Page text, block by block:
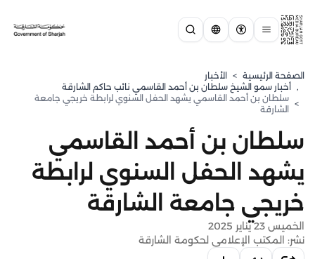
الصفحة الرئيسية > الأخبار
, ⁠أخبار سمو الشيخ سلطان بن أحمد القاسمي نائب حاكم الشارقة
>
سلطان بن أحمد القاسمي يشهد الحفل السنوي لرابطة خريجي جامعة
الشارقة
سلطان بن أحمد القاسمي
يشهد الحفل السنوي لرابطة
خريجي جامعة الشارقة
الخميس 23 يناير 2025
نشر: المكتب الإعلامي لحكومة الشارقة